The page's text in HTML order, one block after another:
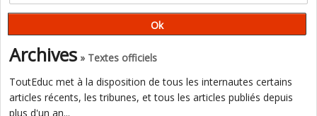
Archives » Textes officiels
ToutEduc met à la disposition de tous les internautes certains
articles récents, les tribunes, et tous les articles publiés depuis
plus d'un an...